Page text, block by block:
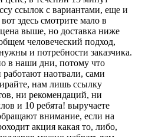
ссылок с вариантами, еще и
здесь смотрите мало в
выше, но доставка ниже
человеческий подход,
и потребности заказчика.
в наши дни, потому что
наотвали, сами
нам лишь ссылку
ни рекомендаций, ни
и 10 ребята! выручаете
внимание, если на
акция какая то, либо,